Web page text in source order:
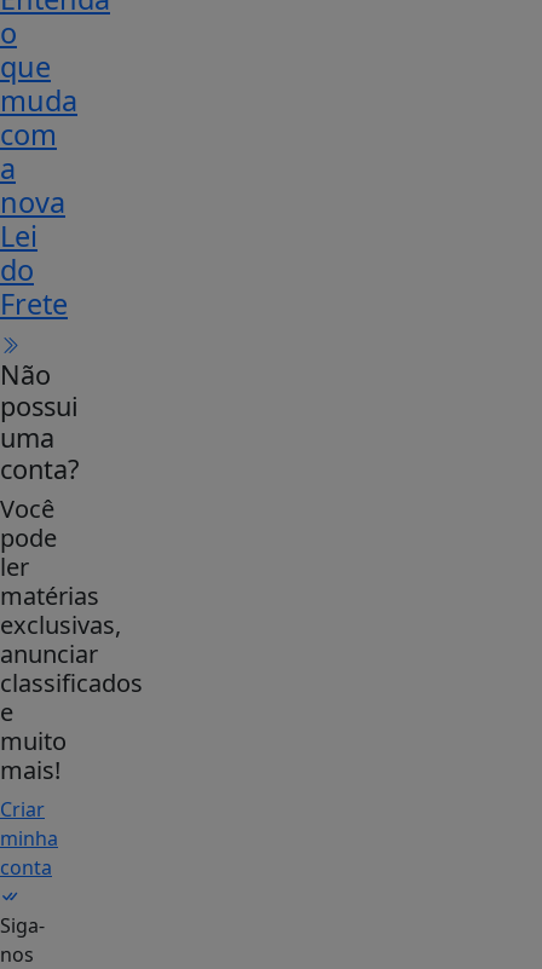
o
que
muda
com
a
nova
Lei
do
Frete
Não
possui
uma
conta?
Você
pode
ler
matérias
exclusivas,
anunciar
classificados
e
muito
mais!
Criar
minha
conta
Siga-
nos